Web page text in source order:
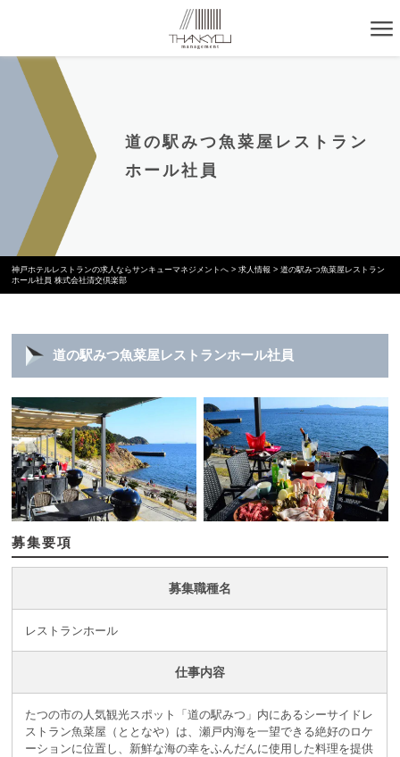
道の駅みつ魚菜屋レストラン
ホール社員
神戸ホテルレストランの求人ならサンキューマネジメントへ >求人情報 >道の駅みつ魚菜屋レストラン
ホール社員 株式会社清交倶楽部
道の駅みつ魚菜屋レストランホール社員
募集要項
募集職種名
レストランホール
仕事内容
たつの市の人気観光スポット「道の駅みつ」内にあるシーサイドレ
ストラン魚菜屋（ととなや）は、瀬戸内海を一望できる絶好のロケ
ーションに位置し、新鮮な海の幸をふんだんに使用した料理を提供